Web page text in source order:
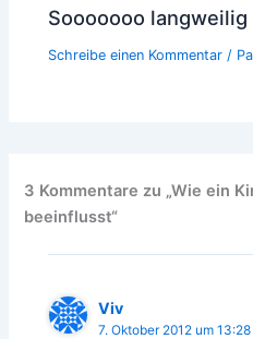
Sooooooo langweilig
Schreibe einen Kommentar /
3 Kommentare zu „Wie ein
beeinflusst“
Viv
7. Oktober 2012 um